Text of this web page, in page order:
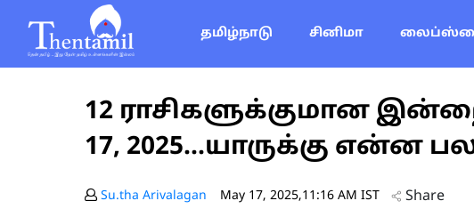
தமிழ்நாடு சினிமா
12 ராசிகளுக்குமான
17, 2025...யாருக்கு என்ன
Su.tha Arivalagan May 17, 2025,11:16 AM IST Share